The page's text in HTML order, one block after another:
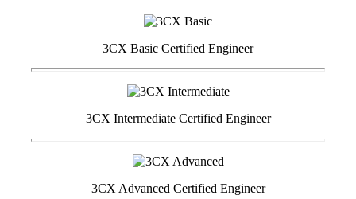
3CX Basic Certified Engineer
3CX Intermediate Certified Engineer
3CX Advanced Certified Engineer